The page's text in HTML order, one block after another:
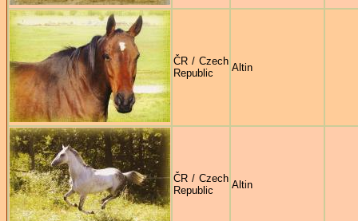
ČR / Czech
Republic
Altin
ČR / Czech
Republic
Altin